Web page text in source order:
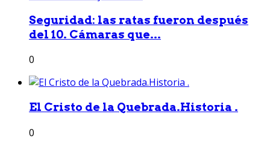
Seguridad: las ratas fueron después
del 10. Cámaras que...
0
El Cristo de la Quebrada.Historia .
0